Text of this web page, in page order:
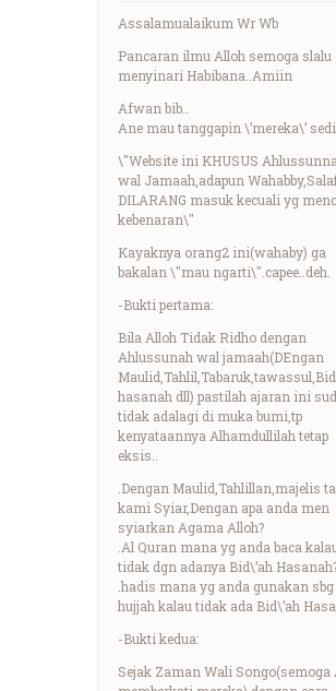
Assalamualaikum Wr Wb
Pancaran ilmu Alloh semoga slalu
menyinari Habibana..Amiin
Afwan bib..
Ane mau tanggapin \’mereka\’
\"Website ini KHUSUS
wal Jamaah,adapun
DILARANG masuk kecuali yg
kebenaran\"
Kayaknya orang2 ini(wahaby) ga
bakalan \"mau ngarti\".capee..deh.
-Bukti pertama:
Bila Alloh Tidak Ridho dengan
Ahlussunah wal jamaah(DEngan
hasanah dll) pastilah ajaran ini
tidak adalagi di muka bumi,tp
kenyataannya Alhamdullilah tetap
eksis..
.Dengan Maulid,Tahlillan,majelis
kami Syiar,Dengan apa anda men
syiarkan Agama Alloh?
.Al Quran mana yg anda baca
tidak dgn adanya Bid\’ah
.hadis mana yg anda gunakan sbg
hujjah kalau tidak ada Bid\’ah
-Bukti kedua:
Sejak Zaman Wali Songo(semoga